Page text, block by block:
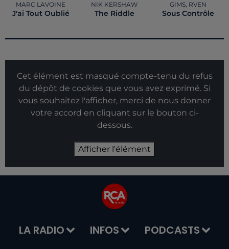
MARC LAVOINE
J'ai Tout Oublié
NIK KERSHAW
The Riddle
GIMS, RVEN
Sous Contrôle
Cet élément est masqué compte-tenu du refus
du dépôt de cookies que vous avez exprimé. Si
vous souhaitez l'afficher, merci de nous donner
votre accord en cliquant sur le bouton ci-
dessous.
Afficher l'élément
LA RADIO INFOS
PODCASTS